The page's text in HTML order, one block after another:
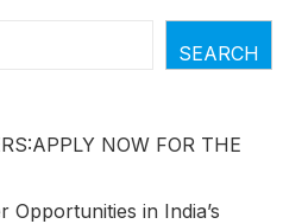
SEARCH
NOW FOR THE
in India’s